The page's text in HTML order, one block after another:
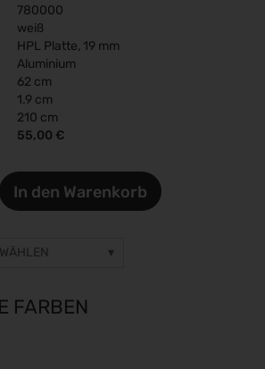
780000
weiß
HPL Platte, 19 mm
Aluminium
62 cm
1.9 cm
210 cm
55,00 €
In den Warenkorb
FARBEN